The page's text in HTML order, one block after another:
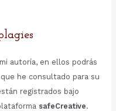
autoría, en ellos podrás
he consultado para su
registrados bajo
safeCreative.